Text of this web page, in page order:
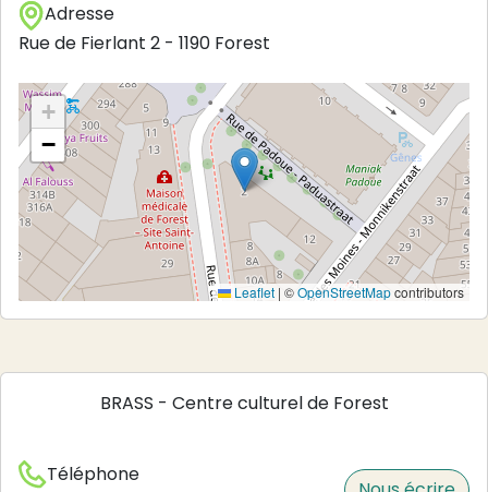
Adresse
Rue de Fierlant 2 - 1190 Forest
+
−
Leaflet | ©OpenStreetMapcontributors
BRASS - Centre culturel de Forest
Téléphone